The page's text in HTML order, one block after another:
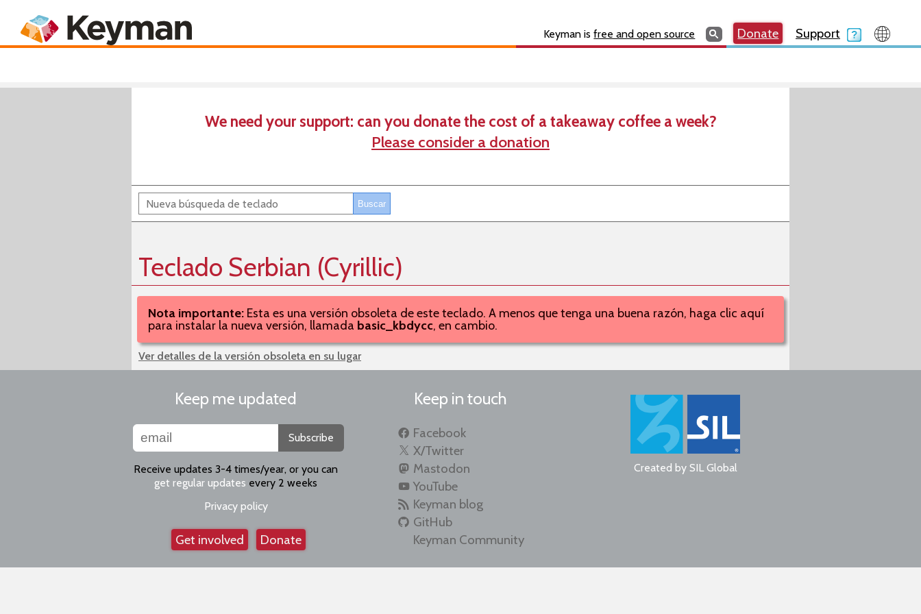
Keyman isfree and open source SearchSearchDonate Support
Search
Keyboards
We need your support: can you donate the cost of a takeaway coffee a week?
Please consider a donation
Teclado Serbian (Cyrillic)
Nota importante: Esta es una versión obsoleta de este teclado. A menos que tenga una buena razón, haga clic aquí
para instalar la nueva versión, llamada basic_kbdycc, en cambio.
Ver detalles de la versión obsoleta en su lugar
Keep me updated
Subscribe
Receive updates 3-4 times/year, or you can
get regular updates every 2 weeks
Privacy policy
Get involved Donate
Keep in touch
Facebook
X/Twitter
Mastodon
YouTube
Keyman blog
GitHub
Keyman Community
Created by SIL Global